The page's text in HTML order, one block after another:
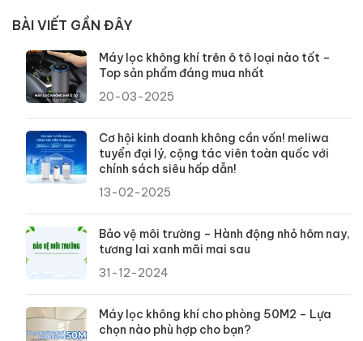
BÀI VIẾT GẦN ĐÂY
Máy lọc không khí trên ô tô loại nào tốt –
Top sản phẩm đáng mua nhất
20-03-2025
Cơ hội kinh doanh không cần vốn! meliwa
tuyển đại lý, cộng tác viên toàn quốc với
chính sách siêu hấp dẫn!
13-02-2025
Bảo vệ môi trường – Hành động nhỏ hôm nay,
tương lai xanh mãi mai sau
31-12-2024
Máy lọc không khí cho phòng 50M2 – Lựa
chọn nào phù hợp cho bạn?